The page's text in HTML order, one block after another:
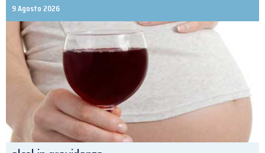
9 Agosto 2026